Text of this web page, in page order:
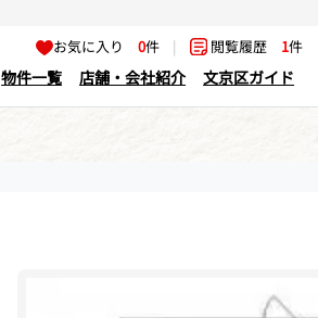
お気に入り0件 | 閲覧履歴 1件
物件一覧 店舗・会社紹介 文京区ガイド